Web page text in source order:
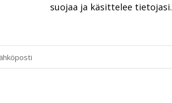
suojaa ja käsittelee tietojasi.